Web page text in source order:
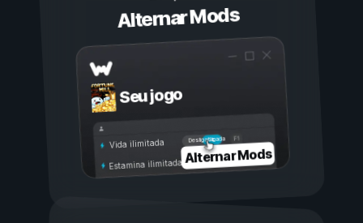
Alternar Mods
Seu jogo
Ligada
Desligada
Vida ilimitada
Estamina ilimitadaAlternar Mods